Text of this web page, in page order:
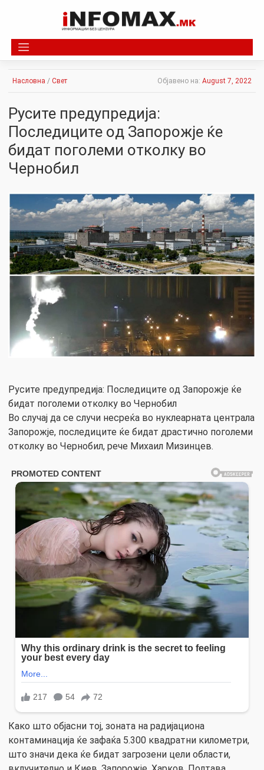
Насловна / Свет Објавено на: August 7, 2022
Русите предупредија:
Последиците oд Запорожје ќе
бидат поголеми отколку во
Чернобил
Русите предупредија: Последиците oд Запорожје ќе
бидат поголеми отколку во Чернобил
Во случај да се случи несреќа во нуклеарната централа
Запорожје, последиците ќе бидат драстично поголеми
отколку во Чернобил, рече Михаил Мизинцев.
Како што објасни тој, зоната на радијациона
контаминација ќе зафаќа 5.300 квадратни километри,
што значи дека ќе бидат загрозени цели области,